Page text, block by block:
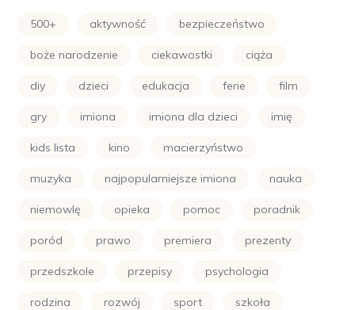
500+ aktywność bezpieczeństwo
boże narodzenie ciekawostki ciąża
diy dzieci edukacja ferie film
gry imiona imiona dla dzieci imię
kids lista kino macierzyństwo
muzyka najpopularniejsze imiona nauka
niemowlę opieka pomoc poradnik
poród prawo premiera prezenty
przedszkole przepisy psychologia
rodzina rozwój sport szkoła